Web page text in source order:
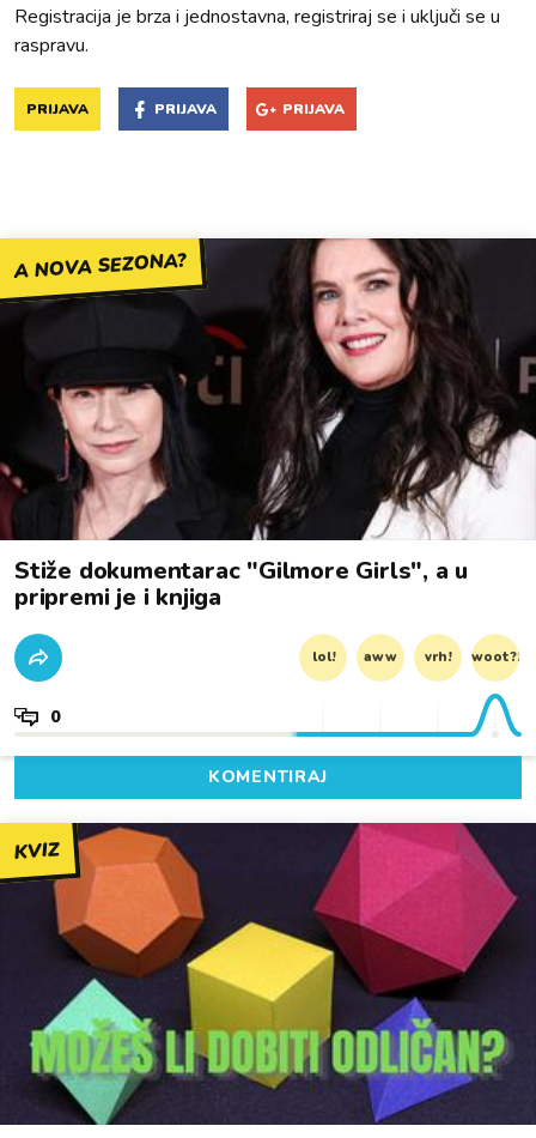
Registracija je brza i jednostavna, registriraj se i uključi se u
raspravu.
PRIJAVA PRIJAVA PRIJAVA
A NOVA SEZONA?
Stiže dokumentarac "Gilmore Girls", a u
pripremi je i knjiga
lol! aww vrh! woot?!
0
KOMENTIRAJ
KVIZ